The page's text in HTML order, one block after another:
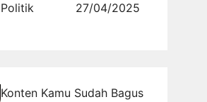
Kebijakan Publik?
Politik 27/04/2025
Konten Kamu Sudah Bagus